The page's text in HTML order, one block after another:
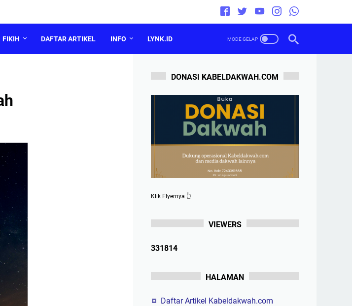
FIKIH DAFTAR ARTIKEL INFO LYNK.ID
DONASI KABELDAKWAH.COM
Klik Flyernya 👆
VIEWERS
331814
HALAMAN
Daftar Artikel Kabeldakwah.com